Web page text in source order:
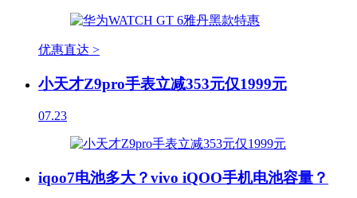
优惠直达 >
小天才Z9pro手表立减353元仅1999元
07.23
iqoo7电池多大？vivo iQOO手机电池容量？